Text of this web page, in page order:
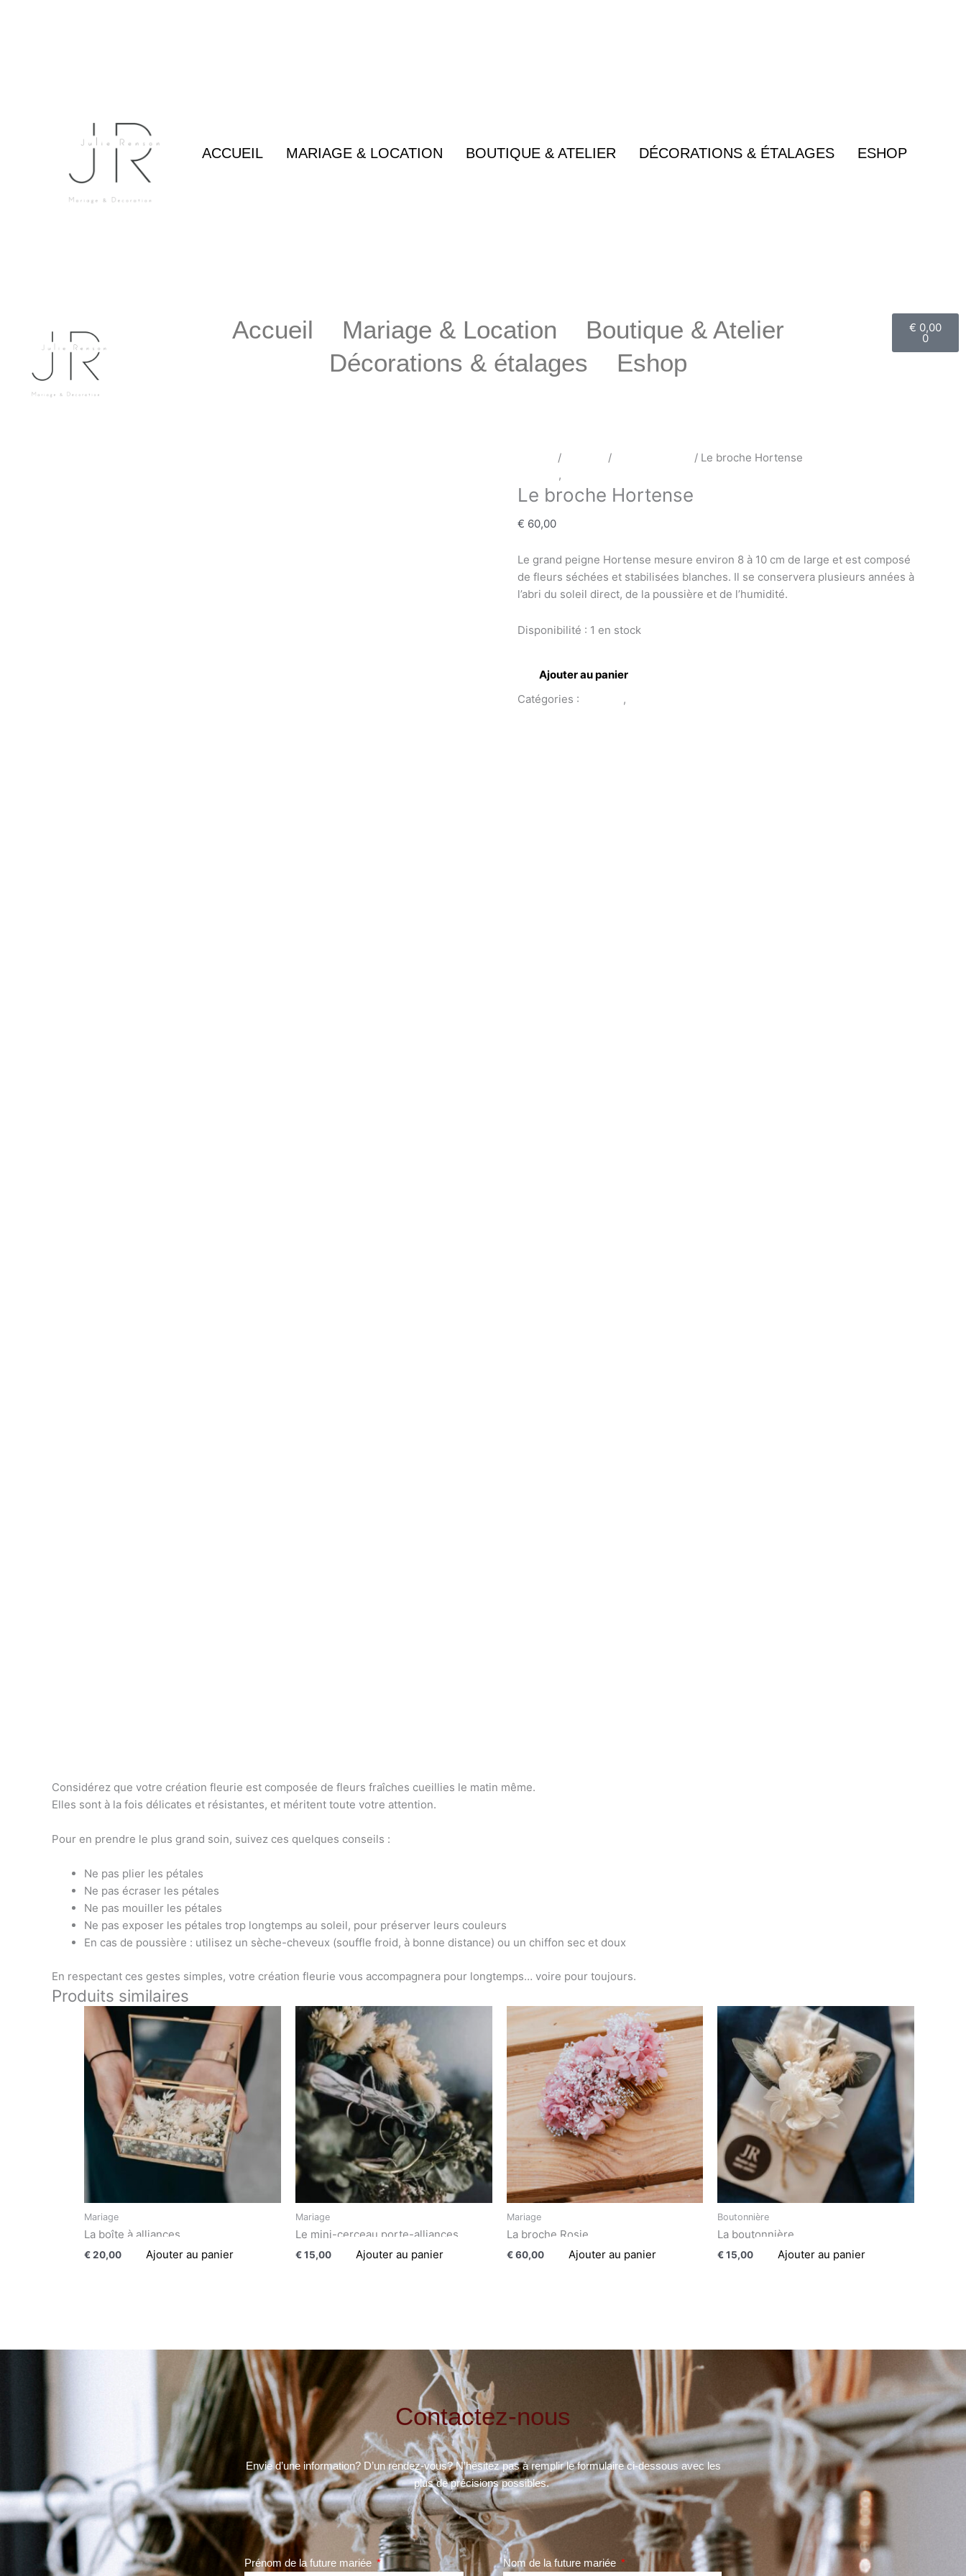
ACCUEIL MARIAGE & LOCATION BOUTIQUE & ATELIER DÉCORATIONS & ÉTALAGES ESHOP
Accueil Mariage & Location
Boutique & Atelier
Décorations & étalages
Eshop
€ 0,00
0
Panier
/ /
/ Le broche Hortense
,
Le broche Hortense
€ 60,00
Le grand peigne Hortense mesure environ 8 à 10 cm de large et est composé
de fleurs séchées et stabilisées blanches. Il se conservera plusieurs années à
l’abri du soleil direct, de la poussière et de l’humidité.
Disponibilité : 1 en stock
Ajouter au panier
Catégories :
,
Considérez que votre création fleurie est composée de fleurs fraîches cueillies le matin même.
Elles sont à la fois délicates et résistantes, et méritent toute votre attention.
Pour en prendre le plus grand soin, suivez ces quelques conseils :
Ne pas plier les pétales
Ne pas écraser les pétales
Ne pas mouiller les pétales
Ne pas exposer les pétales trop longtemps au soleil, pour préserver leurs couleurs
En cas de poussière : utilisez un sèche-cheveux (souffle froid, à bonne distance) ou un chiffon sec et doux
En respectant ces gestes simples, votre création fleurie vous accompagnera pour longtemps… voire pour toujours.
Produits similaires
Mariage
La boîte à alliances
€20,00 Ajouter au panier
Mariage
Le mini-cerceau porte-alliances
€15,00 Ajouter au panier
Mariage
La broche Rosie
€60,00 Ajouter au panier
Boutonnière
La boutonnière
€15,00 Ajouter au panier
Contactez-nous
Envie d’une information? D’un rendez-vous? N’hésitez pas à remplir le formulaire ci-dessous avec les
plus de précisions possibles.
Prénom de la future mariée Nom de la future mariée